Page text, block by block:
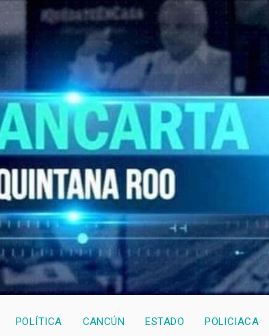
POLÍTICA CANCÚN ESTADO POLICIACA